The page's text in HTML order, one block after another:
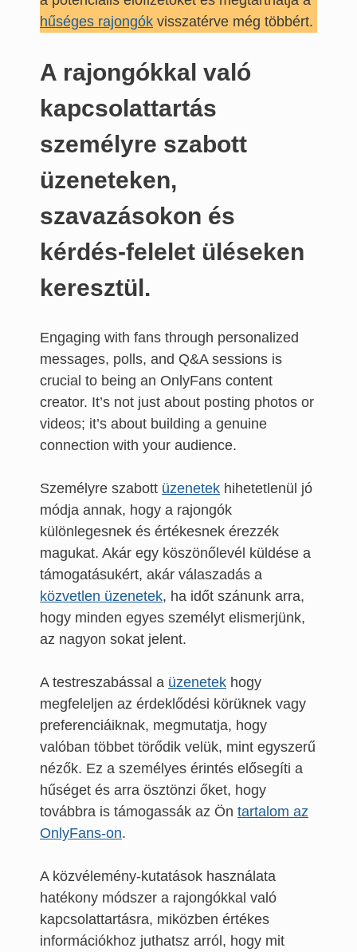
hűséges rajongók visszatérve még többért.
A rajongókkal való
kapcsolattartás
személyre szabott
üzeneteken,
szavazásokon és
kérdés-felelet üléseken
keresztül.
Engaging with fans through personalized
messages, polls, and Q&A sessions is
crucial to being an OnlyFans content
creator. It’s not just about posting photos or
videos; it’s about building a genuine
connection with your audience.
Személyre szabott üzenetek hihetetlenül jó
módja annak, hogy a rajongók
különlegesnek és értékesnek érezzék
magukat. Akár egy köszönőlevél küldése a
támogatásukért, akár válaszadás a
közvetlen üzenetek, ha időt szánunk arra,
hogy minden egyes személyt elismerjünk,
az nagyon sokat jelent.
A testreszabással a üzenetek hogy
megfeleljen az érdeklődési körüknek vagy
preferenciáiknak, megmutatja, hogy
valóban többet törődik velük, mint egyszerű
nézők. Ez a személyes érintés elősegíti a
hűséget és arra ösztönzi őket, hogy
továbbra is támogassák az Ön tartalom az
OnlyFans-on.
A közvélemény-kutatások használata
hatékony módszer a rajongókkal való
kapcsolattartásra, miközben értékes
információkhoz juthatsz arról, hogy mit